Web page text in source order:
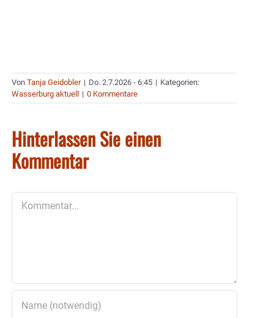
Von Tanja Geidobler | Do. 2.7.2026 - 6:45 | Kategorien:
Wasserburg aktuell
| 0 Kommentare
Hinterlassen Sie einen
Kommentar